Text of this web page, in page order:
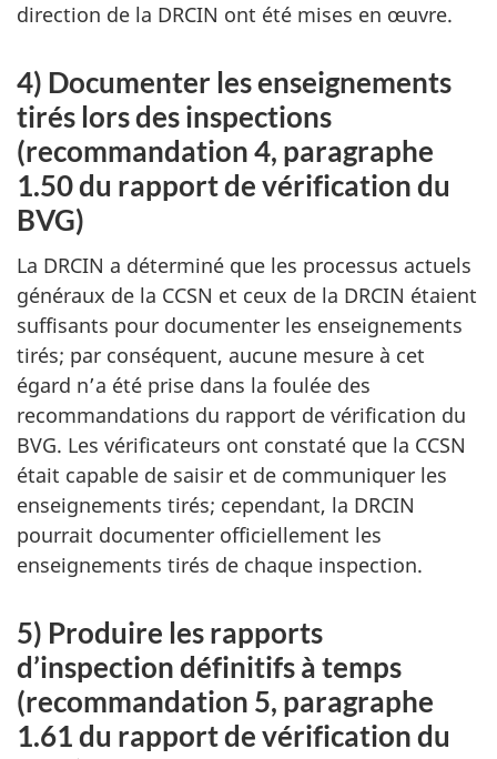
direction de la DRCIN ont été mises en œuvre.
4) Documenter les enseignements
tirés lors des inspections
(recommandation 4, paragraphe
1.50 du rapport de vérification du
BVG)
La DRCIN a déterminé que les processus actuels
généraux de la CCSN et ceux de la DRCIN étaient
suffisants pour documenter les enseignements
tirés; par conséquent, aucune mesure à cet
égard n’a été prise dans la foulée des
recommandations du rapport de vérification du
BVG. Les vérificateurs ont constaté que la CCSN
était capable de saisir et de communiquer les
enseignements tirés; cependant, la DRCIN
pourrait documenter officiellement les
enseignements tirés de chaque inspection.
5) Produire les rapports
d’inspection définitifs à temps
(recommandation 5, paragraphe
1.61 du rapport de vérification du